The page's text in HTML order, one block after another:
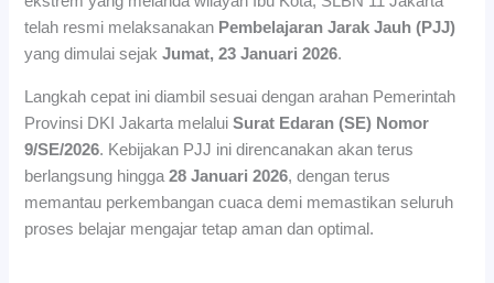
telah resmi melaksanakan Pembelajaran Jarak Jauh (PJJ)
yang dimulai sejakJumat, 23 Januari 2026.
Langkah cepat ini diambil sesuai dengan arahan Pemerintah
Provinsi DKI Jakarta melaluiSurat Edaran (SE) Nomor
9/SE/2026. Kebijakan PJJ ini direncanakan akan terus
berlangsung hingga28 Januari 2026, dengan terus
memantau perkembangan cuaca demi memastikan seluruh
proses belajar mengajar tetap aman dan optimal.